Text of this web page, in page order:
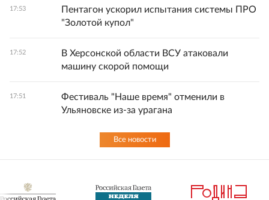
17:53
Пентагон ускорил испытания системы ПРО
"Золотой купол"
17:52
В Херсонской области ВСУ атаковали
машину скорой помощи
17:51
Фестиваль "Наше время" отменили в
Ульяновске из-за урагана
Все новости